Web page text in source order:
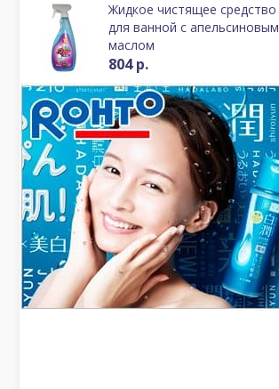
Жидкое чистящее средство
для ванной с апельсиновым
маслом
804 р.